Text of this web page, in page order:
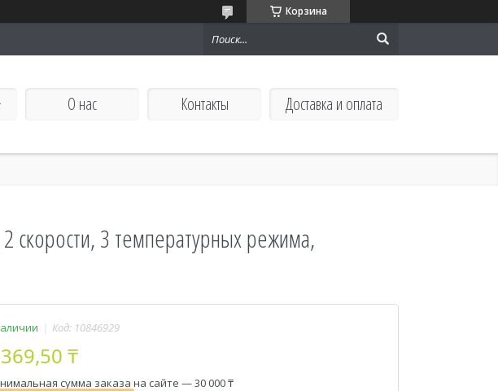
Корзина
О нас Контакты Доставка и оплата
скорости, 3 температурных режима,
Код: 10846929
₸
сумма заказа на сайте — 30 000 ₸